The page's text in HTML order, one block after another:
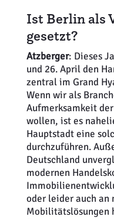
Ist Berlin als
gesetzt?
Atzberger: Dieses
und 26. April den
zentral im Grand
Wenn wir als
Aufmerksamkeit
wollen, ist es
Hauptstadt eine
durchzuführen.
Deutschland
modernen
oder leider auch an
Mobilitätslösungen